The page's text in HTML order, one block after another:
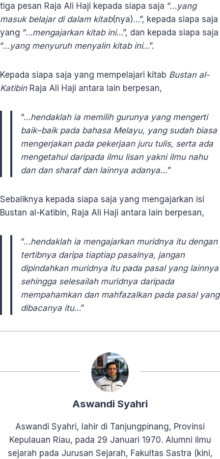
tiga pesan Raja Ali Haji kepada siapa saja “…yang
masuk belajar di dalam kitab(nya)…”, kepada siapa saja
yang “…mengajarkan kitab ini…”, dan kepada siapa saja
“…yang menyuruh menyalin kitab ini…”.
Kepada siapa saja yang mempelajari kitab Bustan al-
Katibin Raja Ali Haji antara lain berpesan,
“…hendaklah ia memilih gurunya yang mengerti
baik–baik pada bahasa Melayu, yang sudah biasa
mengerjakan pada pekerjaan juru tulis, serta ada
mengetahui daripada ilmu lisan yakni ilmu nahu
dan dan sharaf dan lainnya adanya…”
Sebaliknya kepada siapa saja yang mengajarkan isi
Bustan al-Katibin, Raja Ali Haji antara lain berpesan,
“…hendaklah ia mengajarkan muridnya itu dengan
tertibnya daripa tiaptiap pasalnya, jangan
dipindahkan muridnya itu pada pasal yang lainnya
sehingga selesailah muridnya daripada
mempahamkan dan mahfazalkan pada pasal yang
dibacanya itu…”
Aswandi Syahri
Aswandi Syahri, lahir di Tanjungpinang, Provinsi
Kepulauan Riau, pada 29 Januari 1970. Alumni ilmu
sejarah pada Jurusan Sejarah, Fakultas Sastra (kini,